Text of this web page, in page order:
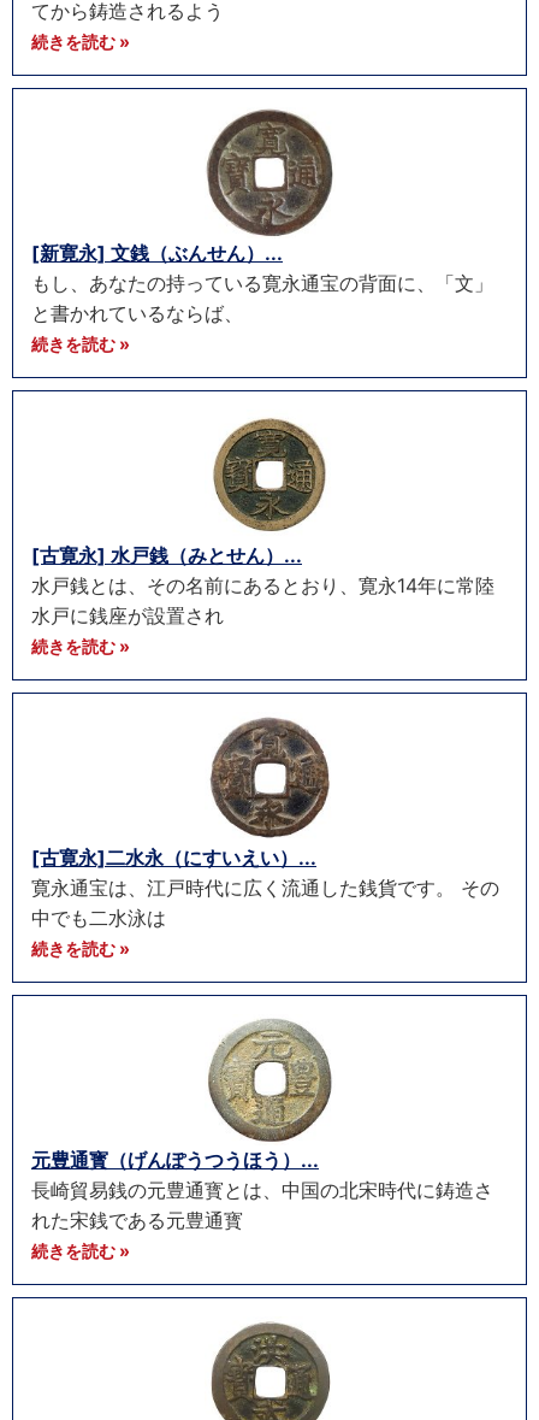
てから鋳造されるよう
続きを読む »
[新寛永] 文銭（ぶんせん）...
もし、あなたの持っている寛永通宝の背面に、「文」
と書かれているならば、
続きを読む »
[古寛永] 水戸銭（みとせん）...
水戸銭とは、その名前にあるとおり、寛永14年に常陸
水戸に銭座が設置され
続きを読む »
[古寛永]二水永（にすいえい）...
寛永通宝は、江戸時代に広く流通した銭貨です。 その
中でも二水泳は
続きを読む »
元豊通寳（げんぽうつうほう）...
長崎貿易銭の元豊通寳とは、中国の北宋時代に鋳造さ
れた宋銭である元豊通寳
続きを読む »